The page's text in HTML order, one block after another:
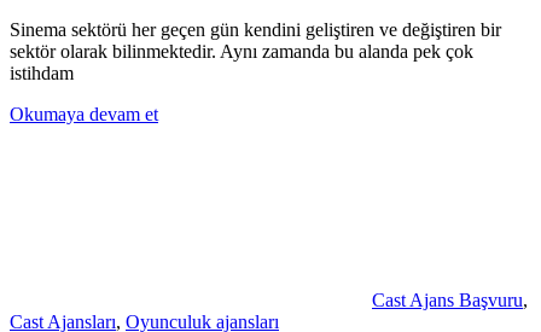
Sinema sektörü her geçen gün kendini geliştiren ve değiştiren bir
sektör olarak bilinmektedir. Aynı zamanda bu alanda pek çok
istihdam
Okumaya devam et
Cast Ajans Başvuru,
Cast Ajansları, Oyunculuk ajansları